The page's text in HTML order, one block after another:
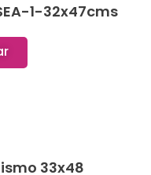
1-32x47cms
33x48